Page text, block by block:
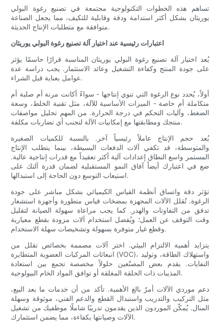
تساهم هذه الخطوات التكنولوجية مجتمعة في تصنيع رغوة البولي
يوريثان بشكل أكثر استدامة ودقة وقابلية للتكيف، مما يجعل الصناعة
متوافقة مع متطلبات الإنتاج الحديثة.
اعتبارات رئيسية عند اختيار آلة تصنيع رغوة البولي يوريثان
يُعد اختيار آلة تصنيع رغوة البولي يوريثان المناسبة قرارًا حاسمًا يؤثر
على جودة المنتج وكفاءة التشغيل وعائد الاستثمار. يجب دراسة عدة
عوامل بعناية قبل الشراء.
أولاً، يُحدد نوع الرغوة التي تنوي إنتاجها - سواءً أكانت مرنة أم صلبة أم
متكاملة أم خاصة - الميزات الأساسية للآلة، مثل تقنية الخلط، وسعة
الضغط، وآليات التحكم في درجة الحرارة. من المهم تحليل مواصفات
منتجك ومطابقتها مع إمكانيات الآلة لتجنب أي تضاربات مكلفة.
يُعد حجم الإنتاج عاملاً رئيسياً آخر. بالنسبة للكميات الصغيرة
والمتوسطة، قد تكفي آلات الدفعات البسيطة، بينما يتطلب الإنتاج
المستمر واسع النطاق إعدادات آلية أكثر تعقيداً مع قدرات إنتاجية عالية.
ضع في اعتبارك أيضاً آفاق النمو المستقبلية لضمان قدرة آلتك على
استيعاب التوسع دون الحاجة إلى استبدالها.
تؤثر دقة واتساق أنظمة القياس الكيميائي بشكل مباشر على جودة
الرغوة. تُقلل الآلات المجهزة بمضخات قياس متطورة وأجهزة استشعار
تدفق من التفاوتات والهدر. كما يجب مراعاة سهولة الصيانة لتقليل
وقت التوقف عن العمل؛ ويُفضل استخدام آلات مزودة بقطع معيارية
وقطع غيار متوفرة بسهولة وتشخيصات سهلة الاستخدام.
يتزايد أهمية الالتزام البيئي. اختر آلات مصممة بخصائص تقلل من
انبعاثات المركبات العضوية المتطايرة (VOC)، واستهلاك الطاقة، وتوليد
النفايات. يقدم بعض المصنّعين حلولاً مخصصة تجمع بين استعادة
المذيبات ذات الحلقة المغلقة أو توافق المواد الخام البيولوجية.
دعم موردي الآلات أمرٌ بالغ الأهمية. تأكد من أن خدمات ما بعد البيع،
مثل التركيب والتدريب واستبدال القطع والدعم الفني، موثوقة وسهلة
المنال. يُمكّن الموردون الذين يقدمون تدريبًا شاملًا موظفيك من تشغيل
الآلات وصيانتها بكفاءة، مما يضمن استثمارك.